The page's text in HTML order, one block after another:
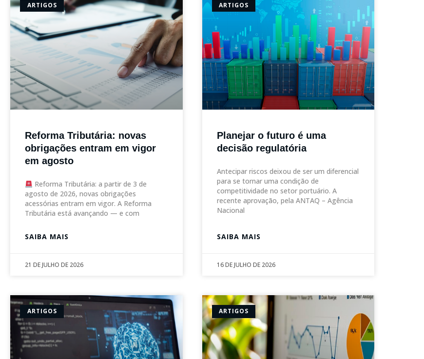
ARTIGOS
Reforma Tributária: novas
obrigações entram em vigor
em agosto
Reforma Tributária: a partir de 3 de
agosto de 2026, novas obrigações
acessórias entram em vigor. A Reforma
Tributária está avançando — e com
SAIBA MAIS
21 DE JULHO DE 2026
ARTIGOS
Planejar o futuro é uma
decisão regulatória
Antecipar riscos deixou de ser um diferencial
para se tornar uma condição de
competitividade no setor portuário. A
recente aprovação, pela ANTAQ – Agência
Nacional
SAIBA MAIS
16 DE JULHO DE 2026
ARTIGOS ARTIGOS